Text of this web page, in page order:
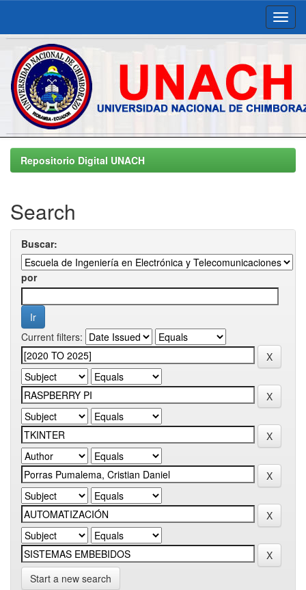
Skip
navigationRepositorio Digital UNACH
Search
Buscar:
por
Current filters:
Start a new search